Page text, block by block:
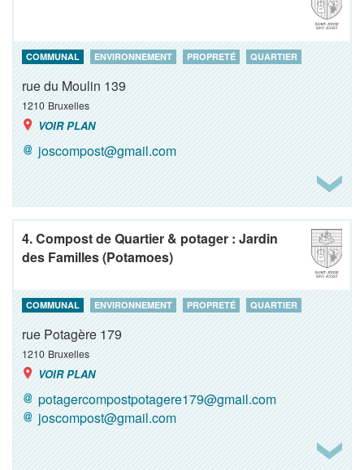
COMMUNAL ENVIRONNEMENT PROPRETÉ QUARTIER
rue du Moulin 139
1210 Bruxelles
VOIR PLAN
joscompost@gmail.com
4. Compost de Quartier & potager : Jardin
des Familles (Potamoes)
COMMUNAL ENVIRONNEMENT PROPRETÉ QUARTIER
rue Potagère 179
1210 Bruxelles
VOIR PLAN
potagercompostpotagere179@gmail.com
joscompost@gmail.com